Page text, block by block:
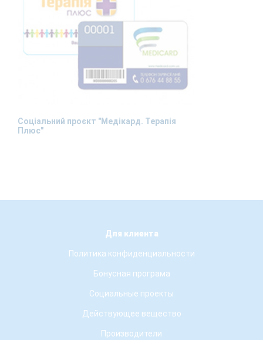
Соціальний проєкт "Медікард. Терапія
Плюс"
Для клиента
Политика конфиденциальности
Бонусная програма
Социальные проекты
Действующее вещество
Производители